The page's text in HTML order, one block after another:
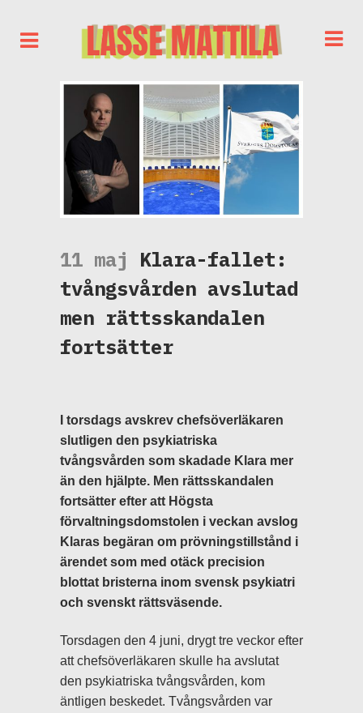
11 maj Klara-fallet:
tvångsvården avslutad
men rättsskandalen
fortsätter
I torsdags avskrev chefsöverläkaren
slutligen den psykiatriska
tvångsvården som skadade Klara mer
än den hjälpte. Men rättsskandalen
fortsätter efter att Högsta
förvaltningsdomstolen i veckan avslog
Klaras begäran om prövningstillstånd i
ärendet som med otäck precision
blottat bristerna inom svensk psykiatri
och svenskt rättsväsende.
Torsdagen den 4 juni, drygt tre veckor efter
att chefsöverläkaren skulle ha avslutat
den psykiatriska tvångsvården, kom
äntligen beskedet. Tvångsvården var